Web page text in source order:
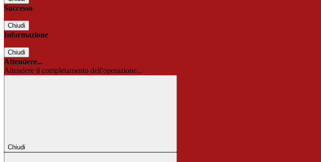
Successo
Chiudi
Informazione
Chiudi
Attendere...
Attendere il completamento dell'operazione...
Chiudi